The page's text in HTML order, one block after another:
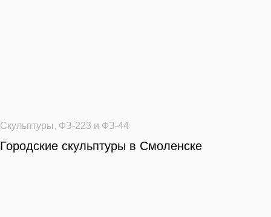
Скульптуры, ФЗ-223 и ФЗ-44
Городские скульптуры в Смоленске